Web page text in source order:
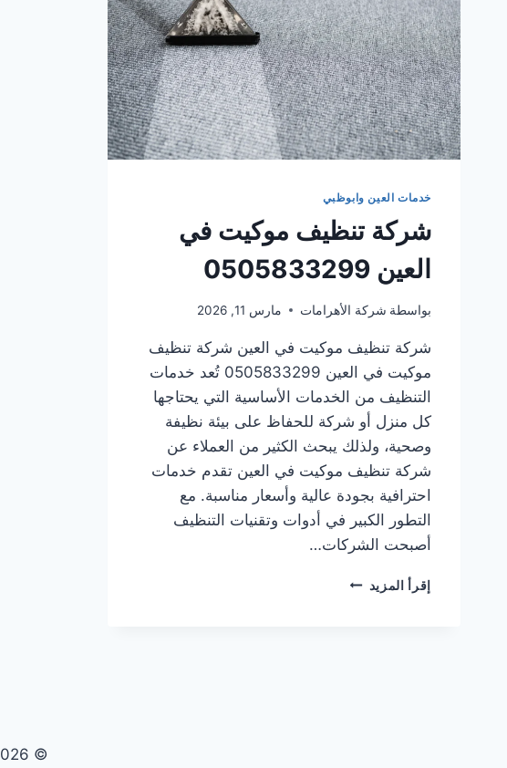
خدمات العين وابوظبي
شركة تنظيف موكيت في
العين 0505833299
بواسطة شركة الأهرامات مارس 11, 2026
شركة تنظيف موكيت في العين شركة تنظيف
موكيت في العين 0505833299 تُعد خدمات
التنظيف من الخدمات الأساسية التي يحتاجها
كل منزل أو شركة للحفاظ على بيئة نظيفة
وصحية، ولذلك يبحث الكثير من العملاء عن
شركة تنظيف موكيت في العين تقدم خدمات
احترافية بجودة عالية وأسعار مناسبة. مع
التطور الكبير في أدوات وتقنيات التنظيف
أصبحت الشركات…
إقرأ المزيد شركة
© 2026 شركة الأهرامات By Design Tefagoo